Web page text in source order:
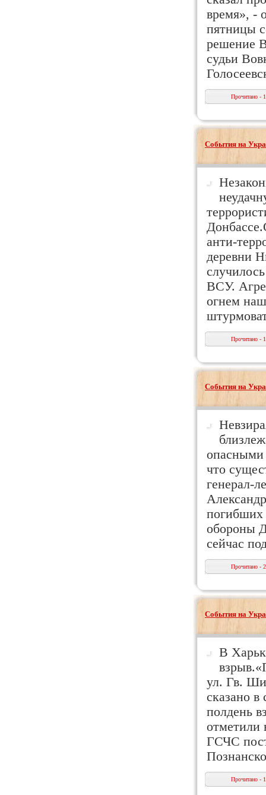
время», -
пятницы
решение
судьи
Прочитано -
События на
анти-
деревни
ВСУ.
огнем наш
Прочитано -
События на
опасными
что
генерал-
погибших
обороны
сейчас
Прочитано -
События на
В
ул. Гв.
сказано
полдень
отметили
ГСЧС
Прочитано -